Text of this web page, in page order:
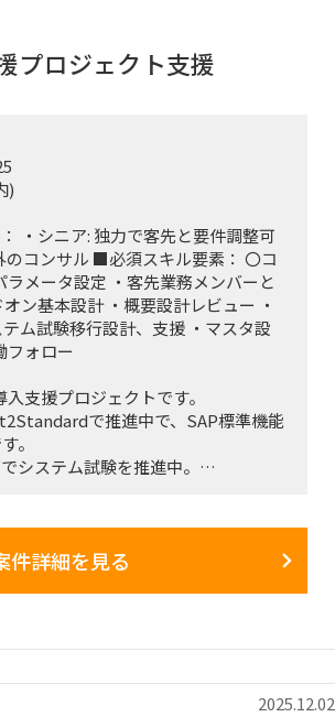
プロジェクト支援
)
・シニア: 独力で客先と要件調整可
のコンサル ■必須スキル要素： 〇コ
ラメータ設定 ・客先業務メンバーと
ン基本設計 ・概要設計レビュー ・
ム試験移行設計、支援 ・マスタ設
フォロー
支援プロジェクトです。
で推進中で、SAP標準機能
。
システム試験を推進中。
ェーズで
サル（ＰＳ）
件詳細を見る
2025.12.02